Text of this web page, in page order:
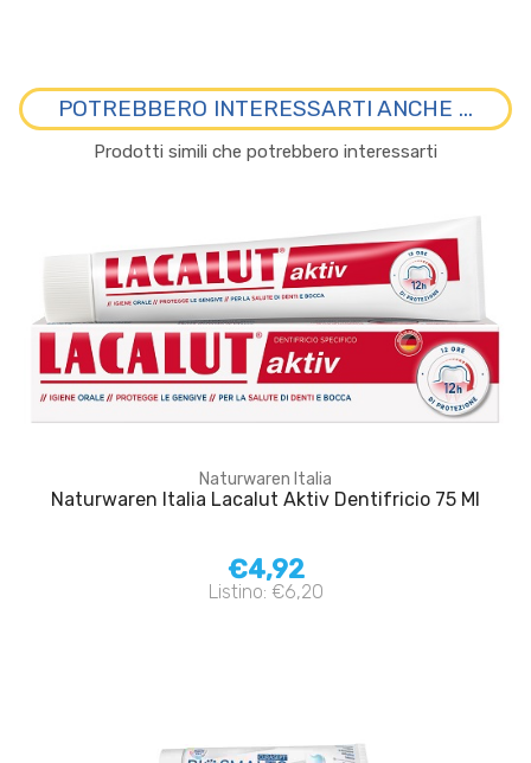
POTREBBERO INTERESSARTI ANCHE ...
Prodotti simili che potrebbero interessarti
Naturwaren Italia
Naturwaren Italia Lacalut Aktiv Dentifricio 75 Ml
€4,92
Listino: €6,20